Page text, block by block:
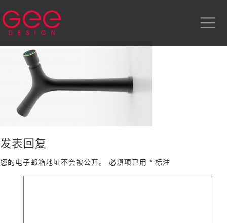
发表回复
您的电子邮箱地址不会被公开。 必填项已用 * 标注